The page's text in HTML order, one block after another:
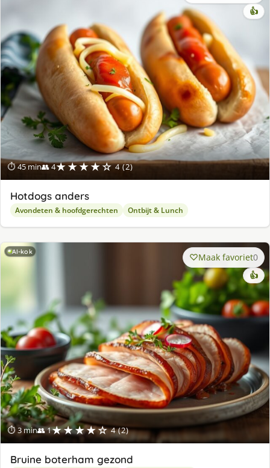
⏱ 45 min👥 4★★★★☆ 4 (2)
👍
Hotdogs anders
Avondeten & hoofdgerechten Ontbijt & Lunch
AI-kok
⏱ 3 min👥 1★★★★☆ 4 (2)
Maak favoriet0
👍
Bruine boterham gezond